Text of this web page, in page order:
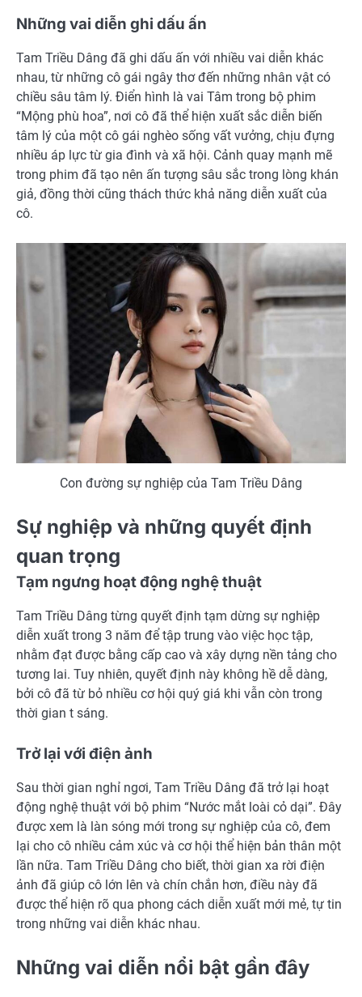
Những vai diễn ghi dấu ấn
Tam Triều Dâng đã ghi dấu ấn với nhiều vai diễn khác
nhau, từ những cô gái ngây thơ đến những nhân vật có
chiều sâu tâm lý. Điển hình là vai Tâm trong bộ phim
“Mộng phù hoa”, nơi cô đã thể hiện xuất sắc diễn biến
tâm lý của một cô gái nghèo sống vất vưởng, chịu đựng
nhiều áp lực từ gia đình và xã hội. Cảnh quay mạnh mẽ
trong phim đã tạo nên ấn tượng sâu sắc trong lòng khán
giả, đồng thời cũng thách thức khả năng diễn xuất của
cô.
Con đường sự nghiệp của Tam Triều Dâng
Sự nghiệp và những quyết định
quan trọng
Tạm ngưng hoạt động nghệ thuật
Tam Triều Dâng từng quyết định tạm dừng sự nghiệp
diễn xuất trong 3 năm để tập trung vào việc học tập,
nhằm đạt được bằng cấp cao và xây dựng nền tảng cho
tương lai. Tuy nhiên, quyết định này không hề dễ dàng,
bởi cô đã từ bỏ nhiều cơ hội quý giá khi vẫn còn trong
thời gian t sáng.
Trở lại với điện ảnh
Sau thời gian nghỉ ngơi, Tam Triều Dâng đã trở lại hoạt
động nghệ thuật với bộ phim “Nước mắt loài cỏ dại”. Đây
được xem là làn sóng mới trong sự nghiệp của cô, đem
lại cho cô nhiều cảm xúc và cơ hội thể hiện bản thân một
lần nữa. Tam Triều Dâng cho biết, thời gian xa rời điện
ảnh đã giúp cô lớn lên và chín chắn hơn, điều này đã
được thể hiện rõ qua phong cách diễn xuất mới mẻ, tự tin
trong những vai diễn khác nhau.
Những vai diễn nổi bật gần đây